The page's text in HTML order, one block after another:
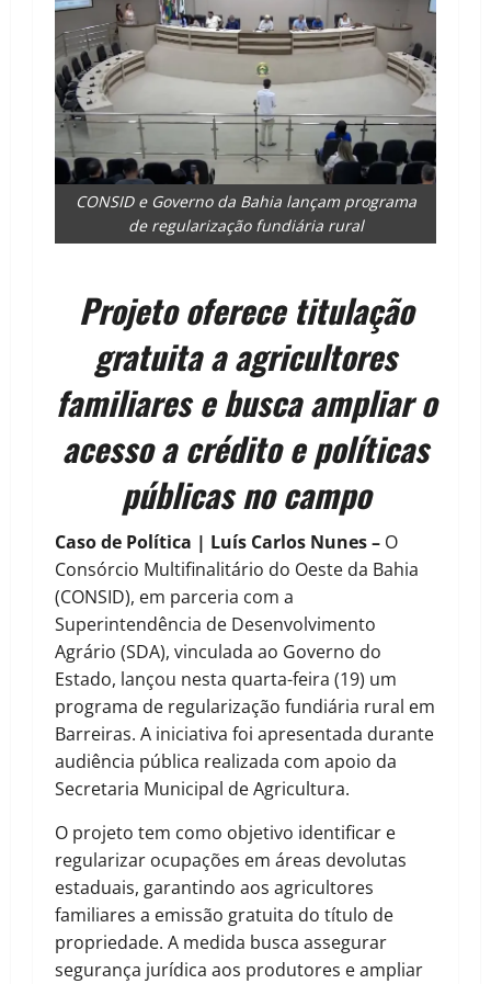
CONSID e Governo da Bahia lançam programa
de regularização fundiária rural
Projeto oferece titulação
gratuita a agricultores
familiares e busca ampliar o
acesso a crédito e políticas
públicas no campo
Caso de Política | Luís Carlos Nunes – O
Consórcio Multifinalitário do Oeste da Bahia
(CONSID), em parceria com a
Superintendência de Desenvolvimento
Agrário (SDA), vinculada ao Governo do
Estado, lançou nesta quarta-feira (19) um
programa de regularização fundiária rural em
Barreiras. A iniciativa foi apresentada durante
audiência pública realizada com apoio da
Secretaria Municipal de Agricultura.
O projeto tem como objetivo identificar e
regularizar ocupações em áreas devolutas
estaduais, garantindo aos agricultores
familiares a emissão gratuita do título de
propriedade. A medida busca assegurar
segurança jurídica aos produtores e ampliar